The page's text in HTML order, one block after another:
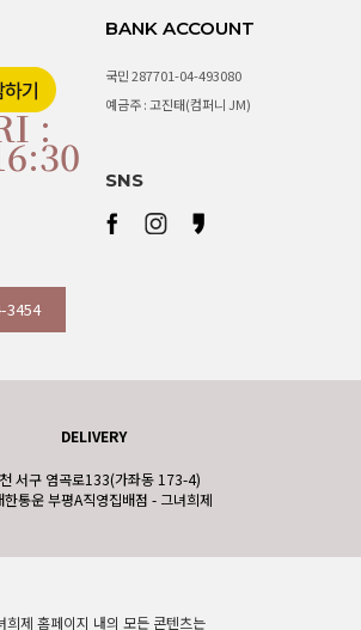
:
3454
BANK ACCOUNT
국민 287701-04-493080
예금주 : 고진태(컴퍼니 JM)
SNS
DELIVERY
서구 염곡로133(가좌동 173-4)
한통운 부평A직영집배점 - 그녀희제
희제 홈페이지 내의 모든 콘텐츠는